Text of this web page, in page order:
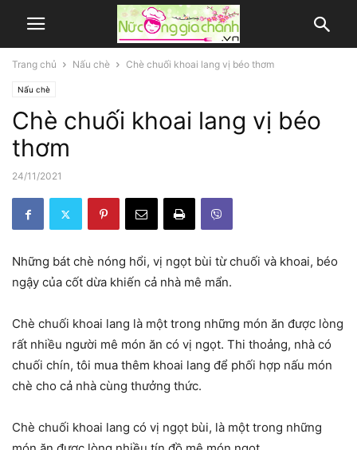
Trang chủ Nấu chè Chè chuối khoai lang vị béo thơm
Nấu chè
Chè chuối khoai lang vị béo
thơm
24/11/2021
Những bát chè nóng hổi, vị ngọt bùi từ chuối và khoai, béo
ngậy của cốt dừa khiến cả nhà mê mẩn.
Chè chuối khoai lang là một trong những món ăn được lòng
rất nhiều người mê món ăn có vị ngọt. Thi thoảng, nhà có
chuối chín, tôi mua thêm khoai lang để phối hợp nấu món
chè cho cả nhà cùng thưởng thức.
Chè chuối khoai lang có vị ngọt bùi, là một trong những